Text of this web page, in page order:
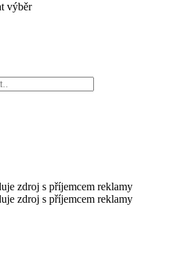
výběr
zdroj s příjemcem reklamy
zdroj s příjemcem reklamy